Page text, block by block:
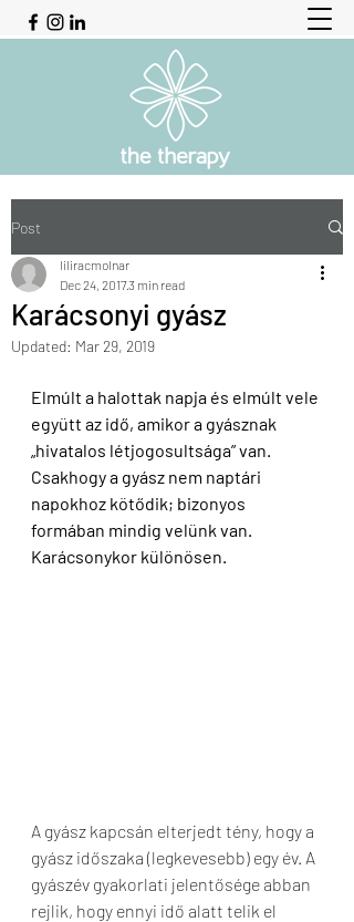
Post
Karácsonyi gyász
liliracmolnar
Dec 24, 20173 min read
Updated: Mar 29, 2019
Elmúlt a halottak napja és elmúlt vele
együtt az idő, amikor a gyásznak
„hivatalos létjogosultsága” van.
Csakhogy a gyász nem naptári
napokhoz kötődik; bizonyos
formában mindig velünk van.
Karácsonykor különösen.
A gyász kapcsán elterjedt tény, hogy a
gyász időszaka (legkevesebb) egy év. A
gyászév gyakorlati jelentősége abban
rejlik, hogy ennyi idő alatt telik el